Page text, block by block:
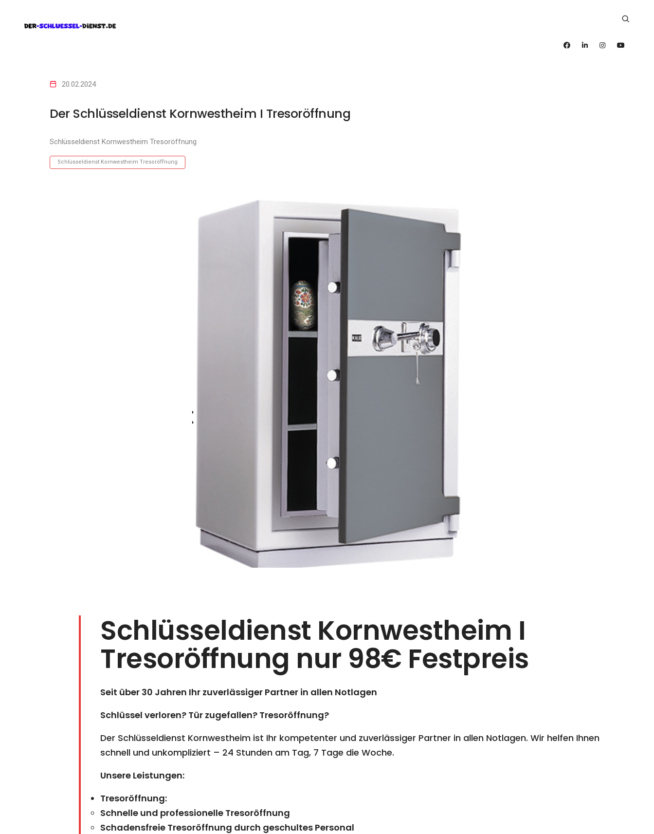
20.02.2024
Der Schlüsseldienst Kornwestheim I Tresoröffnung
Schlüsseldienst Kornwestheim Tresoröffnung
Schlüsseldienst Kornwestheim Tresoröffnung
Schlüsseldienst Kornwestheim I
Tresoröffnung nur 98€ Festpreis
Seit über 30 Jahren Ihr zuverlässiger Partner in allen Notlagen
Schlüssel verloren? Tür zugefallen? Tresoröffnung?
Der Schlüsseldienst Kornwestheim ist Ihr kompetenter und zuverlässiger Partner in allen Notlagen. Wir helfen Ihnen
schnell und unkompliziert – 24 Stunden am Tag, 7 Tage die Woche.
Unsere Leistungen:
Tresoröffnung:
Schnelle und professionelle Tresoröffnung
Schadensfreie Tresoröffnung durch geschultes Personal